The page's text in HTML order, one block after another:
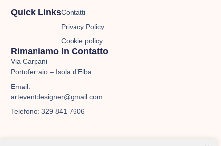
g
r
a
m
o
o
k
Rimaniamo In Contatto
Via Carpani
Portoferraio – Isola d’Elba
Email:
arteventdesigner@gmail.com
Telefono: 329 841 7606
Quick LinksContatti
Privacy Policy
Cookie policy